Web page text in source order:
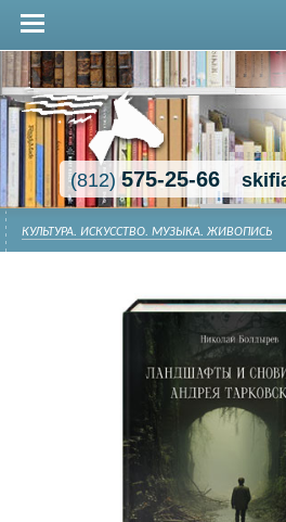
(812)575-25-66
КУЛЬТУРА. ИСКУССТВО. МУЗЫКА. ЖИВОПИСЬ